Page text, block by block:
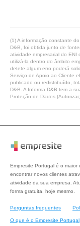
(1) A informação constante
D&B, foi obtida junto de
atividade empresarial do
utilizá-la dentro do âmbito
detete algum erro poderá
Serviço de Apoio ao Cliente
publicado ou redistribuído,
D&B. A Informa D&B tem a
Proteção de Dados
Empresite Portugal é o
encontrar novos clientes
atividade da sua empresa.
forma gratuita, hoje mesmo.
Perguntas frequentes
O que é o Empresite Portugal